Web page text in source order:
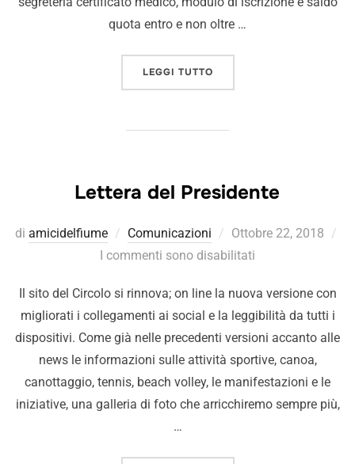
quota entro e non oltre …
LEGGI TUTTO
Lettera del Presidente
di amicidelfiume Comunicazioni
Ottobre 22, 2018
I commenti sono disabilitati
Il sito del Circolo si rinnova; on line la nuova versione con
migliorati i collegamenti ai social e la leggibilità da tutti i
dispositivi. Come già nelle precedenti versioni accanto alle
news le informazioni sulle attività sportive, canoa,
canottaggio, tennis, beach volley, le manifestazioni e le
iniziative, una galleria di foto che arricchiremo sempre più,
…